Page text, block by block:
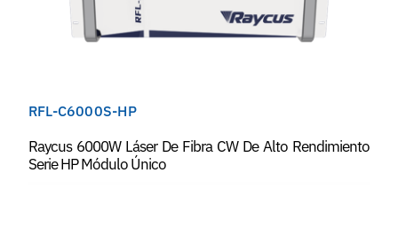
RFL-C6000S-HP
Raycus 6000W Láser De Fibra CW De Alto Rendimiento
Serie HP Módulo Único